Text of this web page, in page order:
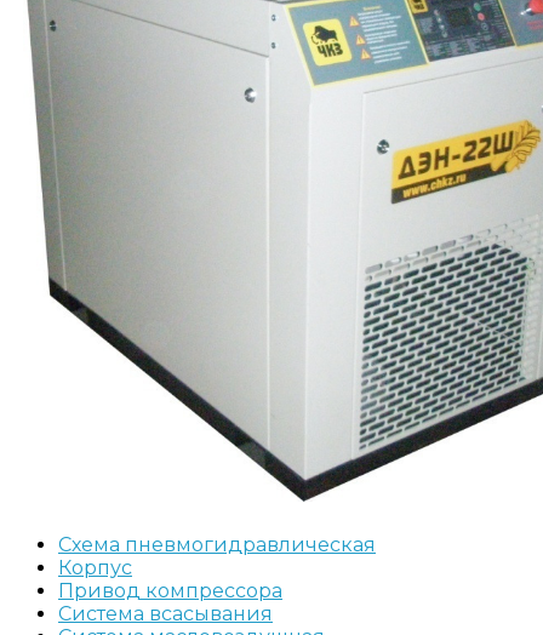
Схема пневмогидравлическая
Корпус
Привод компрессора
Система всасывания